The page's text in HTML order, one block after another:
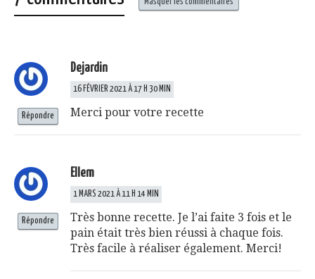
Dejardin
16 FÉVRIER 2021 À 17 H 30 MIN
Merci pour votre recette
Répondre
Ellem
1 MARS 2021 À 11 H 14 MIN
Très bonne recette. Je l’ai faite 3 fois et le
pain était très bien réussi à chaque fois.
Très facile à réaliser également. Merci!
Répondre